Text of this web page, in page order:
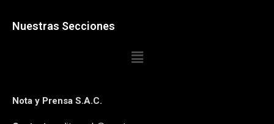
Nuestras Secciones
Nota y Prensa S.A.C.